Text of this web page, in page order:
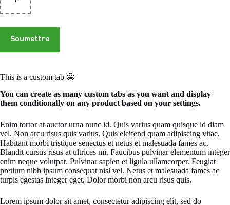
Soumettre
This is a custom tab 🤩
You can create as many custom tabs as you want and display
them conditionally on any product based on your settings.
Enim tortor at auctor urna nunc id. Quis varius quam quisque id diam
vel. Non arcu risus quis varius. Quis eleifend quam adipiscing vitae.
Habitant morbi tristique senectus et netus et malesuada fames ac.
Blandit cursus risus at ultrices mi. Faucibus pulvinar elementum integer
enim neque volutpat. Pulvinar sapien et ligula ullamcorper. Feugiat
pretium nibh ipsum consequat nisl vel. Netus et malesuada fames ac
turpis egestas integer eget. Dolor morbi non arcu risus quis.
Lorem ipsum dolor sit amet, consectetur adipiscing elit, sed do